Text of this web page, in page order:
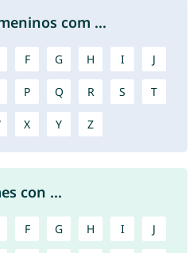
com ...
F G H I J
P Q R S T
X Y Z
con ...
F G H I J